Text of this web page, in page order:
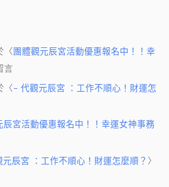
〈 團體觀元辰宮活動優惠報名中！！幸
言
〈 – 代觀元辰宮 ：工作不順心！財運怎
辰宮活動優惠報名中！！幸運女神事務
元辰宮 ：工作不順心！財運怎麼順？ 〉